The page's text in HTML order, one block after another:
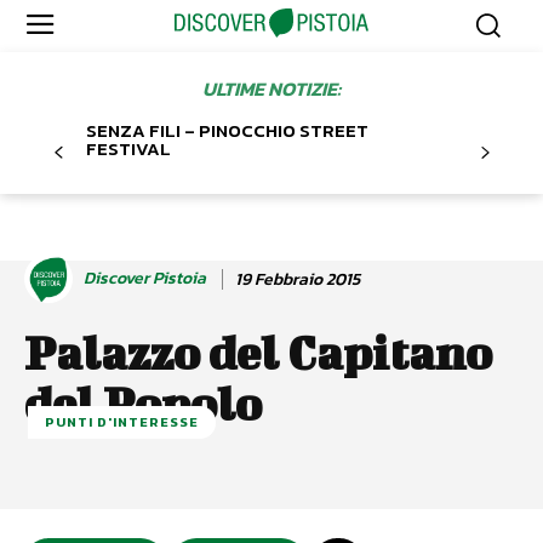
ULTIME NOTIZIE:
SENZA FILI – PINOCCHIO STREET
FESTIVAL
Discover Pistoia 19 Febbraio 2015
Palazzo del Capitano
del Popolo
PUNTI D'INTERESSE